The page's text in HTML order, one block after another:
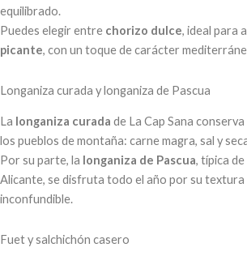
equilibrado.
Puedes elegir entre chorizo dulce, ideal para
picante, con un toque de carácter
Longaniza curada y longaniza de Pascua
La longaniza curada de La Cap Sana
los pueblos de montaña: carne magra, sal y
Por su parte, la longaniza de Pascua, típica
Alicante, se disfruta todo el año por su textura
inconfundible.
Fuet y salchichón casero